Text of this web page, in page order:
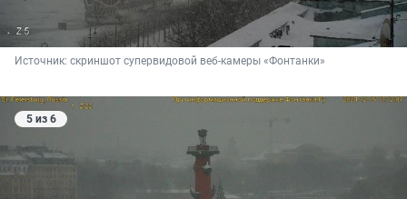
Источник: скриншот супервидовой веб-камеры «Фонтанки»
5 из 6